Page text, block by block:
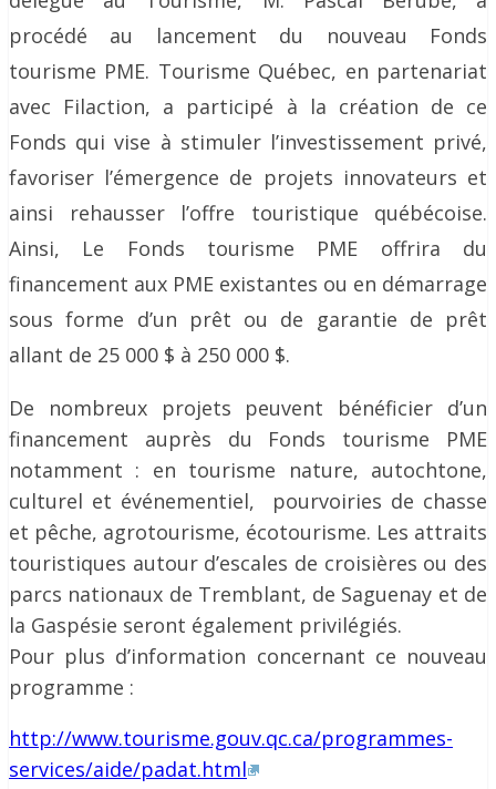
procédé au lancement du nouveau Fonds
tourisme PME. Tourisme Québec, en partenariat
avec Filaction, a participé à la création de ce
Fonds qui vise à stimuler l’investissement privé,
favoriser l’émergence de projets innovateurs et
ainsi rehausser l’offre touristique québécoise.
Ainsi, Le Fonds tourisme PME offrira du
financement aux PME existantes ou en démarrage
sous forme d’un prêt ou de garantie de prêt
allant de 25 000 $ à 250 000 $.
De nombreux projets peuvent bénéficier d’un
financement auprès du Fonds tourisme PME
notamment : en tourisme nature, autochtone,
culturel et événementiel, pourvoiries de chasse
et pêche, agrotourisme, écotourisme. Les attraits
touristiques autour d’escales de croisières ou des
parcs nationaux de Tremblant, de Saguenay et de
la Gaspésie seront également privilégiés.
Pour plus d’information concernant ce nouveau
programme :
http://www.tourisme.gouv.qc.ca/programmes-
services/aide/padat.html